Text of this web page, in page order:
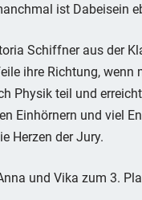
ist Dabeisein
Schiffner aus der
ihre Richtung,
Physik teil und
Einhörnern und viel
Herzen der Jury.
und Vika zum 3.